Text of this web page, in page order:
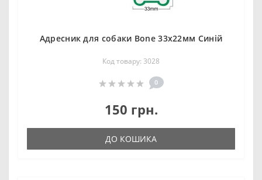
Адресник для собаки Bone 33x22мм Синій
Код товару: 3028
0
150 грн.
ДО КОШИКА